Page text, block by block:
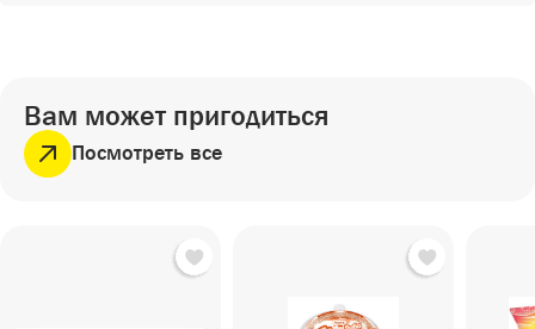
Готовые блюда
Вам может пригодиться
Посмотреть все